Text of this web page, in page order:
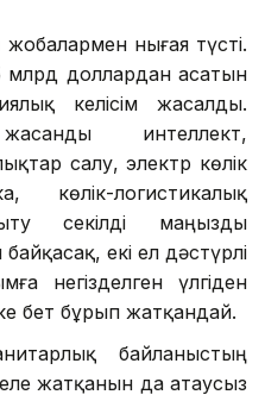
нығая түсті.
доллардан асатын
келісім жасалды.
интеллект,
салу, электр көлік
көлік-логистикалық
секілді маңызды
екі ел дәстүрлі
негізделген үлгіден
бет бұрып жатқандай.
байланыстың
жатқанын да атаусыз